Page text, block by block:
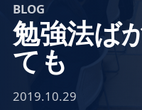
BLOG
勉強法ば
ても
2019.10.29